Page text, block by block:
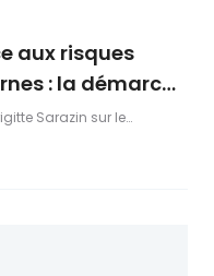
aux risques
: la démarche
Métropole
Sarazin sur le
: prévention des
et coconstruction de la